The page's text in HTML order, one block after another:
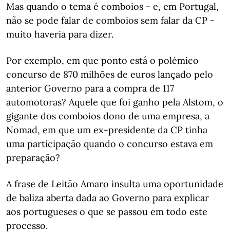
Mas quando o tema é comboios - e, em Portugal,
não se pode falar de comboios sem falar da CP -
muito haveria para dizer.
Por exemplo, em que ponto está o polémico
concurso de 870 milhões de euros lançado pelo
anterior Governo para a compra de 117
automotoras? Aquele que foi ganho pela Alstom, o
gigante dos comboios dono de uma empresa, a
Nomad, em que um ex-presidente da CP tinha
uma participação quando o concurso estava em
preparação?
A frase de Leitão Amaro insulta uma oportunidade
de baliza aberta dada ao Governo para explicar
aos portugueses o que se passou em todo este
processo.